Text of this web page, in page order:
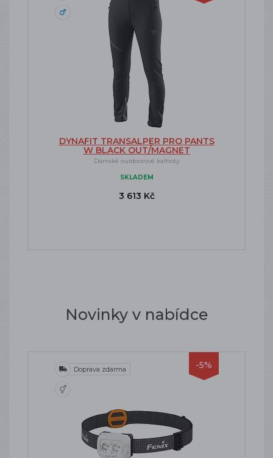
DYNAFIT TRANSALPER PRO PANTS
W BLACK OUT/MAGNET
Dámské outdoorové kalhoty
SKLADEM
3 613 Kč
Novinky v nabídce
-5%
Doprava zdarma